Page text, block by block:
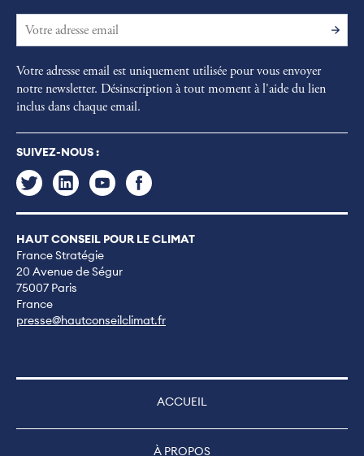
Votre adresse email est uniquement utilisée pour vous envoyer
notre newsletter. Désinscription à tout moment à l'aide du lien
inclus dans chaque email.
SUIVEZ-NOUS :
HAUT CONSEIL POUR LE CLIMAT
France Stratégie
20 Avenue de Ségur
75007 Paris
France
presse@hautconseilclimat.fr
ACCUEIL
À PROPOS